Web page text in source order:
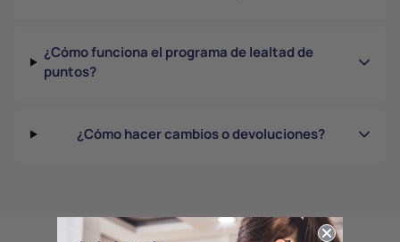
¿Cómo funciona el programa de lealtad de
puntos?
¿Cómo hacer cambios o devoluciones?